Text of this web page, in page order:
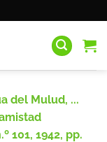
del Mulud, ...
101, 1942, pp.